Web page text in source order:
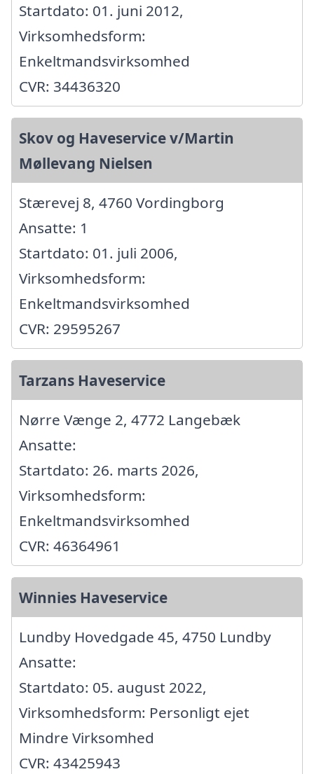
Startdato: 01. juni 2012,
Virksomhedsform:
Enkeltmandsvirksomhed
CVR: 34436320
Skov og Haveservice v/Martin
Møllevang Nielsen
Stærevej 8, 4760 Vordingborg
Ansatte: 1
Startdato: 01. juli 2006,
Virksomhedsform:
Enkeltmandsvirksomhed
CVR: 29595267
Tarzans Haveservice
Nørre Vænge 2, 4772 Langebæk
Ansatte:
Startdato: 26. marts 2026,
Virksomhedsform:
Enkeltmandsvirksomhed
CVR: 46364961
Winnies Haveservice
Lundby Hovedgade 45, 4750 Lundby
Ansatte:
Startdato: 05. august 2022,
Virksomhedsform: Personligt ejet
Mindre Virksomhed
CVR: 43425943